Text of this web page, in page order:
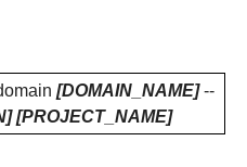
[DOMAIN_NAME]--
[PROJECT_NAME]